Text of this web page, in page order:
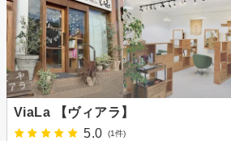
ViaLa 【ヴィアラ】
5.0
(1件)